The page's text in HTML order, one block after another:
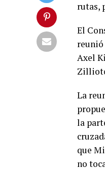
rutas,
El
reunió
Axel
La
la
que
no